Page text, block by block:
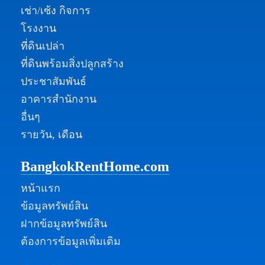
เช่า/เซ้ง กิจการ
โรงงาน
ที่ดินเปล่า
ที่ดินพร้อมสิ่งปลูกสร้าง
ประชาสัมพันธ์
อาคารสำนักงาน
อื่นๆ
รายวัน, เดือน
BangkokRentHome.com
หน้าแรก
ข้อมูลทรัพย์สิน
ฝากข้อมูลทรัพย์สิน
ต้องการข้อมูลเพิ่มเติม